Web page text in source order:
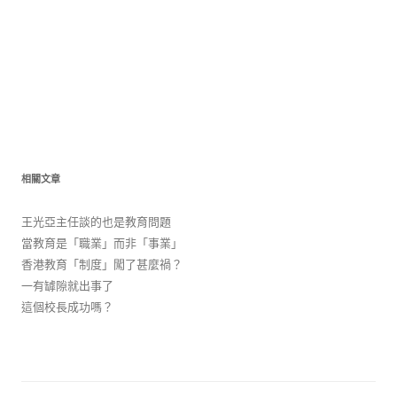
相關文章
王光亞主任談的也是教育問題
當教育是「職業」而非「事業」
香港教育「制度」闖了甚麼禍？
一有罅隙就出事了
這個校長成功嗎？